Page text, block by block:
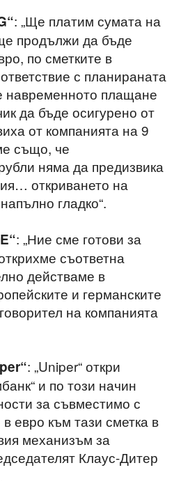
: „Ще платим сумата на
продължи да бъде
по сметките в
с планираната
навременното плащане
да бъде осигурено от
от компанията на 9
също, че
няма да предизвика
откриването на
гладко“.
: „Ние сме готови за
съответна
действаме в
и германските
на компанията
: „Uniper“ откри
и по този начин
за съвместимо с
евро към тази сметка в
механизъм за
Клаус-Дитер